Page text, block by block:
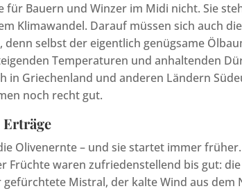
für Bauern und Winzer im Midi nicht. Sie
Klimawandel. Darauf müssen sich auch die
selbst der eigentlich genügsame
Temperaturen und anhaltenden
in Griechenland und anderen Ländern
noch recht gut.
Olivenernte – und sie startet immer
Früchte waren zufriedenstellend bis gut:
Mistral, der kalte Wind aus dem